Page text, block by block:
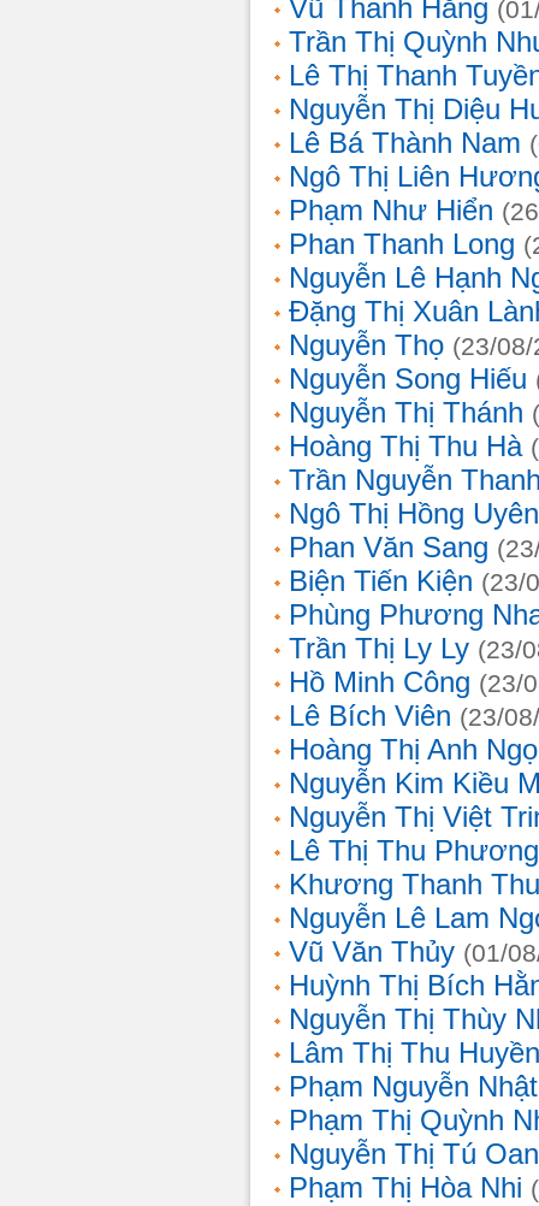
Vũ Thanh Hằng
Trần Thị Quỳnh
Lê Thị Thanh
Nguyễn Thị Diệu
Lê Bá Thành Nam
Ngô Thị Liên
Phạm Như Hiển
Phan Thanh Long
Nguyễn Lê Hạnh
Đặng Thị Xuân
Nguyễn Thọ (23/
Nguyễn Song Hiếu
Nguyễn Thị Thánh
Hoàng Thị Thu Hà
Trần Nguyễn
Ngô Thị Hồng Uyên
Phan Văn Sang
Biện Tiến Kiện (23/
Phùng Phương
Trần Thị Ly Ly (23/
Hồ Minh Công (23/
Lê Bích Viên (23/
Hoàng Thị Anh
Nguyễn Kim Kiều
Nguyễn Thị Việt
Lê Thị Thu Phương
Khương Thanh
Nguyễn Lê Lam
Vũ Văn Thủy (01/
Huỳnh Thị Bích
Nguyễn Thị Thùy
Lâm Thị Thu Huyền
Phạm Nguyễn
Phạm Thị Quỳnh
Nguyễn Thị Tú
Phạm Thị Hòa Nhi